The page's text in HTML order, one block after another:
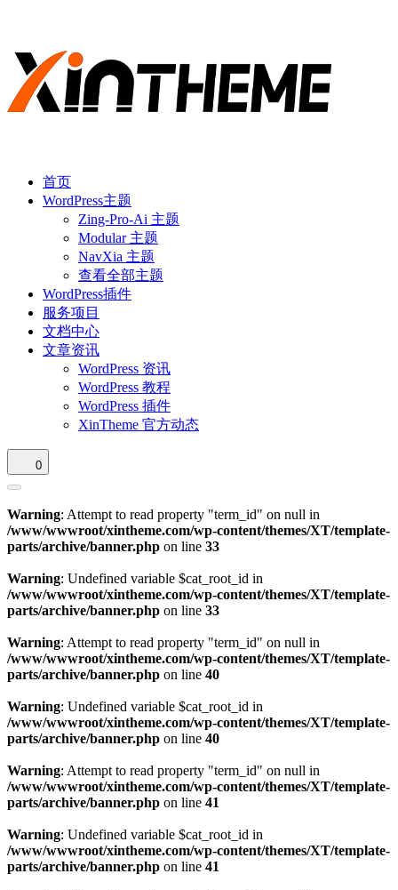
首页
WordPress主题
Zing-Pro-Ai 主题
Modular 主题
NavXia 主题
查看全部主题
WordPress插件
服务项目
文档中心
文章资讯
WordPress 资讯
WordPress 教程
WordPress 插件
XinTheme 官方动态
0
Warning: Attempt to read property "term_id" on null in
/www/wwwroot/xintheme.com/wp-content/themes/XT/template-
parts/archive/banner.php on line 33
Warning: Undefined variable $cat_root_id in
/www/wwwroot/xintheme.com/wp-content/themes/XT/template-
parts/archive/banner.php on line 33
Warning: Attempt to read property "term_id" on null in
/www/wwwroot/xintheme.com/wp-content/themes/XT/template-
parts/archive/banner.php on line 40
Warning: Undefined variable $cat_root_id in
/www/wwwroot/xintheme.com/wp-content/themes/XT/template-
parts/archive/banner.php on line 40
Warning: Attempt to read property "term_id" on null in
/www/wwwroot/xintheme.com/wp-content/themes/XT/template-
parts/archive/banner.php on line 41
Warning: Undefined variable $cat_root_id in
/www/wwwroot/xintheme.com/wp-content/themes/XT/template-
parts/archive/banner.php on line 41